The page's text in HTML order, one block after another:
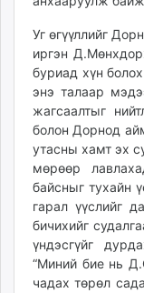
Уг өгүүллийг
иргэн
буриад хүн
энэ талаар
жагсаалтыг
болон Дорнод
утасны хамт эх
мөрөөр
байсныг тухайн
гарал үүслийг
бичихийг
үндэсгүйг
“Миний бие нь
чадах төрөл